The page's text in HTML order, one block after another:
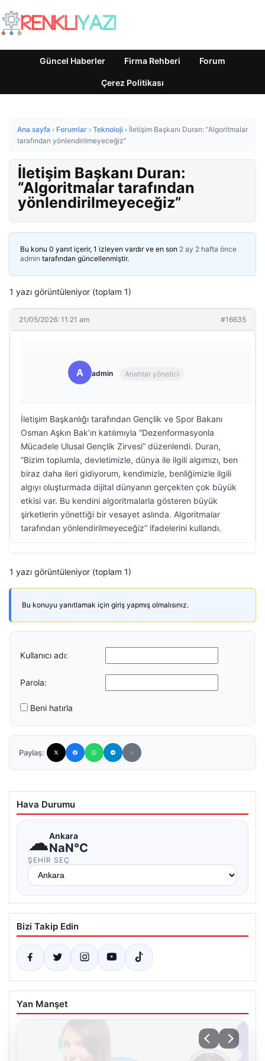
Güncel Haberler Firma Rehberi Forum
Çerez Politikası
Ana sayfa › Forumlar › Teknoloji › İletişim Başkanı Duran: “Algoritmalar
tarafından yönlendirilmeyeceğiz”
İletişim Başkanı Duran:
“Algoritmalar tarafından
yönlendirilmeyeceğiz”
Bu konu 0 yanıt içerir, 1 izleyen vardır ve en son 2 ay 2 hafta önce
admin tarafından güncellenmiştir.
1 yazı görüntüleniyor (toplam 1)
21/05/2026: 11:21 am #16635
A admin Anahtar yönetici
İletişim Başkanlığı tarafından Gençlik ve Spor Bakanı
Osman Aşkın Bak’ın katılımıyla “Dezenformasyonla
Mücadele Ulusal Gençlik Zirvesi” düzenlendi. Duran,
“Bizim toplumla, devletimizle, dünya ile ilgili algımızı, ben
biraz daha ileri gidiyorum, kendimizle, benliğimizle ilgili
algıyı oluşturmada dijital dünyanın gerçekten çok büyük
etkisi var. Bu kendini algoritmalarla gösteren büyük
şirketlerin yönettiği bir vesayet aslında. Algoritmalar
tarafından yönlendirilmeyeceğiz” ifadelerini kullandı.
1 yazı görüntüleniyor (toplam 1)
Bu konuyu yanıtlamak için giriş yapmış olmalısınız.
Kullanıcı adı:
Parola:
Beni hatırla
Paylaş:
Hava Durumu
☁Ankara
NaN°C
ŞEHIR SEÇ
Bizi Takip Edin
Yan Manşet